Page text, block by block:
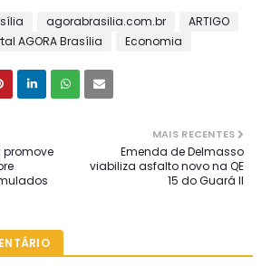
agorabrasilia.com.br
ARTIGO
AGORA Brasília
Economia
MAIS RECENTES
Emenda de Delmasso
viabiliza asfalto novo na QE
15 do Guará II
promove